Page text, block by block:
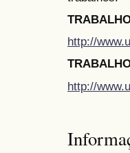
http://
http://